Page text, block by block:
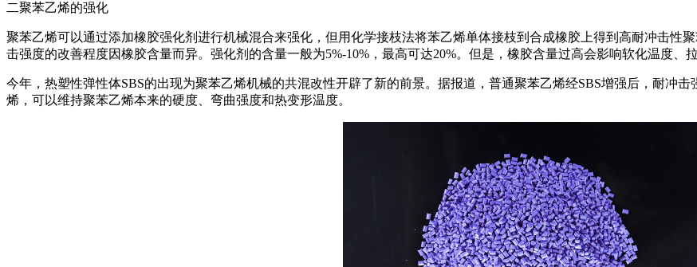
二聚苯乙烯的强化
聚苯乙烯可以通过添加橡胶强化剂进行机械混合来强化，但用化学接枝法将苯乙烯单体接枝到合成橡胶上得到高耐冲击性
击强度的改善程度因橡胶含量而异。强化剂的含量一般为5%-10%，最高可达20%。但是，橡胶含量过高会影响软化温度、
今年，热塑性弹性体SBS的出现为聚苯乙烯机械的共混改性开辟了新的前景。据报道，普通聚苯乙烯经SBS增强后，耐冲
烯，可以维持聚苯乙烯本来的硬度、弯曲强度和热变形温度。